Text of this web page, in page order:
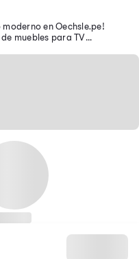
en Oechsle.pe!
muebles para TV